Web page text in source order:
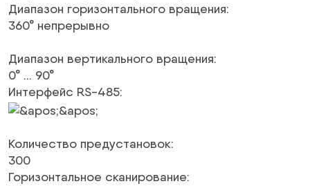
Диапазон горизонтального вращения:
360° непрерывно
Диапазон вертикального вращения:
0° … 90°
Интерфейс RS-485:
Количество предустановок:
300
Горизонтальное сканирование: